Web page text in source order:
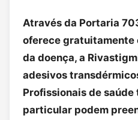
Através da Portaria
oferece gratuitamente
da doença, a
adesivos
Profissionais de
particular podem